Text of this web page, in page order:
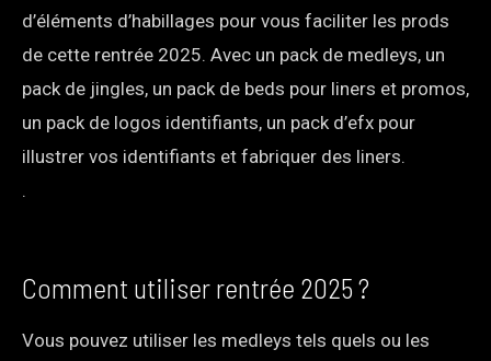
d’éléments d’habillages pour vous faciliter les prods
de cette rentrée 2025. Avec un pack de medleys, un
pack de jingles, un pack de beds pour liners et promos,
un pack de logos identifiants, un pack d’efx pour
illustrer vos identifiants et fabriquer des liners.
.
Comment utiliser rentrée 2025 ?
Vous pouvez utiliser les medleys tels quels ou les